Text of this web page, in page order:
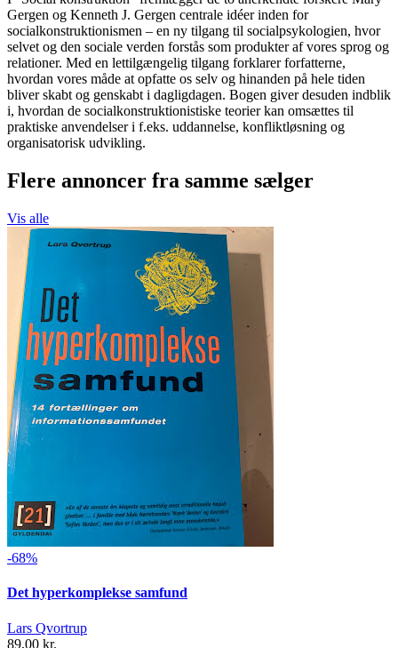
Gergen og Kenneth J. Gergen centrale idéer inden for
socialkonstruktionismen – en ny tilgang til socialpsykologien, hvor
selvet og den sociale verden forstås som produkter af vores sprog og
relationer. Med en lettilgængelig tilgang forklarer forfatterne,
hvordan vores måde at opfatte os selv og hinanden på hele tiden
bliver skabt og genskabt i dagligdagen. Bogen giver desuden indblik
i, hvordan de socialkonstruktionistiske teorier kan omsættes til
praktiske anvendelser i f.eks. uddannelse, konfliktløsning og
organisatorisk udvikling.
Flere annoncer fra samme sælger
Vis alle
-68%
Det hyperkomplekse samfund
Lars Qvortrup
89,00 kr.